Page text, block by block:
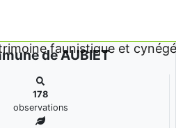
faunistique et
de AUBIET
178
observations